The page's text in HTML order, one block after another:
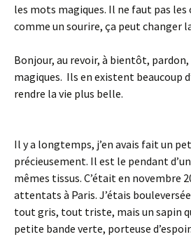
les mots magiques. Il ne faut pas
comme un sourire, ça peut changer
Bonjour, au revoir, à bientôt,
magiques. Ils en existent beaucoup
rendre la vie plus belle.
Il y a longtemps, j’en avais fait un
précieusement. Il est le pendant
mêmes tissus. C’était en novembre
attentats à Paris. J’étais
tout gris, tout triste, mais un sapin
petite bande verte, porteuse d’espoir.